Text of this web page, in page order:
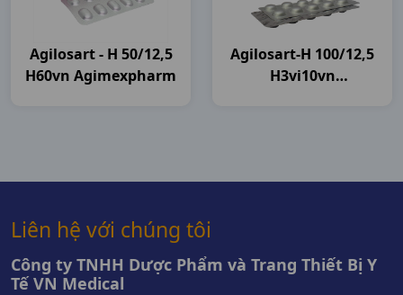
Agilosart - H 50/12,5
H60vn Agimexpharm
Agilosart-H 100/12,5
H3vi10vn
Liên hệ với chúng tôi
Công ty TNHH Dược Phẩm và Trang Thiết Bị Y
Tế VN Medical